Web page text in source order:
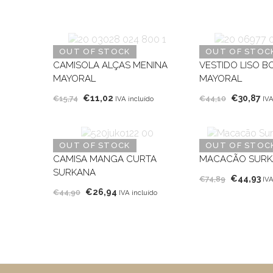
OUT OF STOCK
CAMISOLA ALÇAS MENINA
MAYORAL
€15,74 O
era:
€15,74.
€11,02 O
é:
€11,02.
IVA incluído
OUT OF
VESTIDO LISO
MAYORAL
€44,10 O
era:
€44,10.
€30,87O
é:
OUT OF STOCK
CAMISA MANGA CURTA
SURKANA
€44,90 O
€26,94 O
IVA incluído
OUT OF
MACACÃO
€74,89 O
€44,93O